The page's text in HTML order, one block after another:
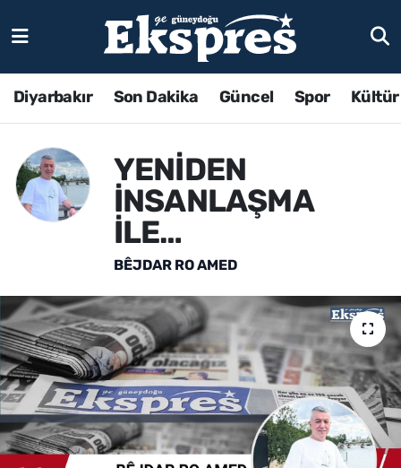
Diyarbakır Son Dakika Güncel Spor
YENİDEN
İNSANLAŞMA
İLE…
BÊJDAR RO AMED